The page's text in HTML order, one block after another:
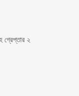
গ্রেপ্তার ২